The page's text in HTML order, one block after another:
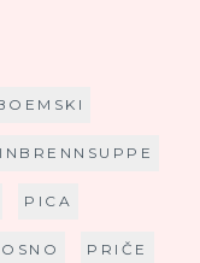
PICA
PRIČE